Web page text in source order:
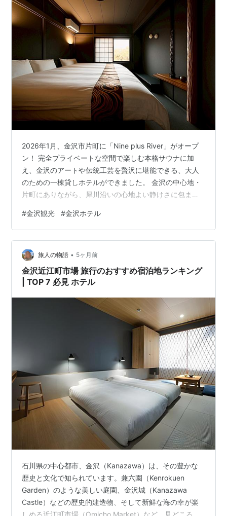
2026年1月、金沢市片町に「Nine plus River」がオープ
ン！ 完全プライベートな空間で楽しむ本格サウナに加
え、金沢のアートや伝統工芸を贅沢に堪能できる、大人
のための一棟貸しホテルができました。 金沢の中心地・
片町にありながら、犀川沿いの心地よい静けさに包まれ
「ととのうために泊まる」で、金沢観光をたっぷり満喫
したあと、まちの喧騒から離れて自分たちだけの静かな
時間を過ごせるのが魅力です。 館内に足を踏み入れる
と、ふわっと漂う心地よい香り。 「Nine plus River」で
は、空間の“香り”にもこだわっています。 お…
#金沢観光 #金沢ホテル
旅人の物語 • 5ヶ月前
金沢近江町市場 旅行のおすすめ宿泊地ランキング
| TOP 7 必見 ホテル
石川県の中心都市、金沢（Kanazawa）は、その豊かな
歴史と文化で知られています。兼六園（Kenrokuen
Garden）のような美しい庭園、金沢城（Kanazawa
Castle）などの歴史的建造物、そして新鮮な海の幸が楽